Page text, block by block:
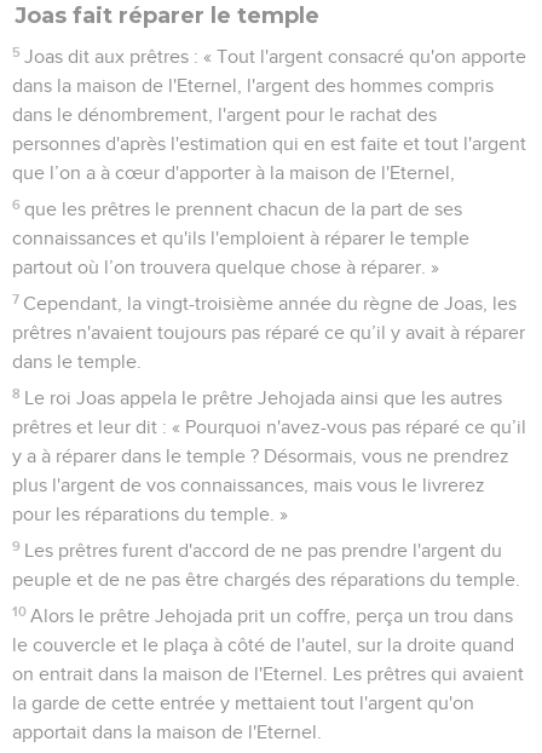
Joas fait réparer le temple
5 Joas dit aux prêtres : « Tout l'argent consacré qu'on apporte
dans la maison de l'Eternel, l'argent des hommes compris
dans le dénombrement, l'argent pour le rachat des
personnes d'après l'estimation qui en est faite et tout l'argent
que l’on a à cœur d'apporter à la maison de l'Eternel,
6 que les prêtres le prennent chacun de la part de ses
connaissances et qu'ils l'emploient à réparer le temple
partout où l’on trouvera quelque chose à réparer. »
7 Cependant, la vingt-troisième année du règne de Joas, les
prêtres n'avaient toujours pas réparé ce qu’il y avait à réparer
dans le temple.
8 Le roi Joas appela le prêtre Jehojada ainsi que les autres
prêtres et leur dit : « Pourquoi n'avez-vous pas réparé ce qu’il
y a à réparer dans le temple ? Désormais, vous ne prendrez
plus l'argent de vos connaissances, mais vous le livrerez
pour les réparations du temple. »
9 Les prêtres furent d'accord de ne pas prendre l'argent du
peuple et de ne pas être chargés des réparations du temple.
10 Alors le prêtre Jehojada prit un coffre, perça un trou dans
le couvercle et le plaça à côté de l'autel, sur la droite quand
on entrait dans la maison de l'Eternel. Les prêtres qui avaient
la garde de cette entrée y mettaient tout l'argent qu'on
apportait dans la maison de l'Eternel.